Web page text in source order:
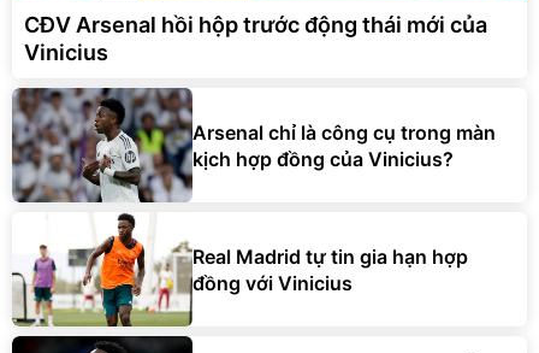
CĐV Arsenal hồi hộp trước động thái mới của
Vinicius
Arsenal chỉ là công cụ trong màn
kịch hợp đồng của Vinicius?
Real Madrid tự tin gia hạn hợp
đồng với Vinicius